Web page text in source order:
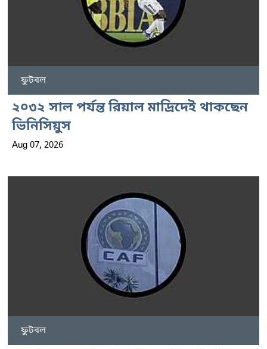
ফুটবল
২০৩২ সাল পর্যন্ত রিয়াল মাদ্রিদেই থাকছেন
ভিনিসিয়ুস
Aug 07, 2026
ফুটবল